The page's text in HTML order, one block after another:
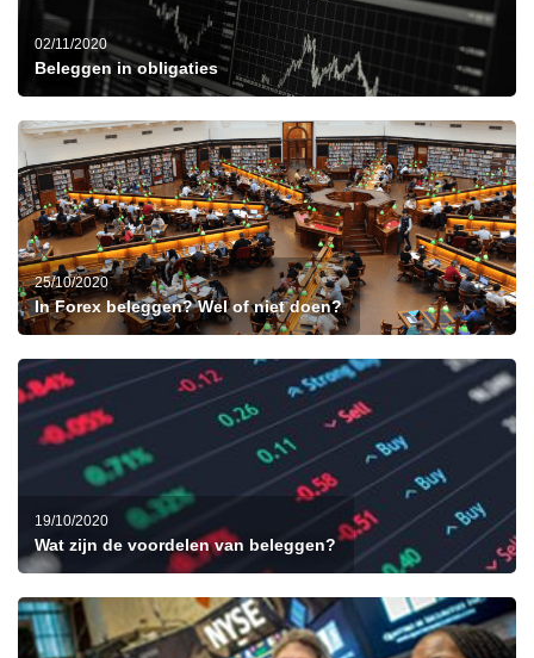
02/11/2020
Beleggen in obligaties
25/10/2020
In Forex beleggen? Wel of niet doen?
19/10/2020
Wat zijn de voordelen van beleggen?